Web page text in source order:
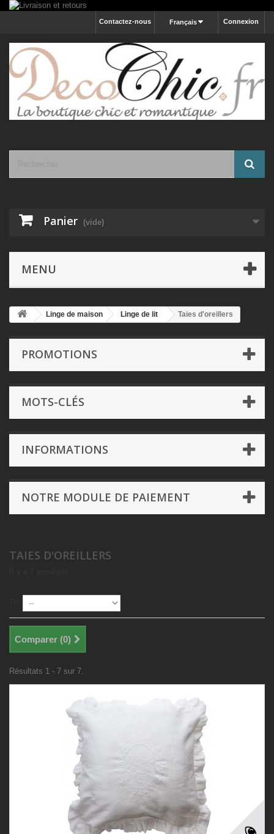
Connexion
Français
Contactez-nous
Panier (vide)
MENU
Linge de maison Linge de lit Taies d'oreillers
PROMOTIONS
MOTS-CLÉS
INFORMATIONS
NOTRE MODULE DE PAIEMENT
TAIES D'OREILLERS
Comparer (0)
Résultats 1 - 7 sur 7.